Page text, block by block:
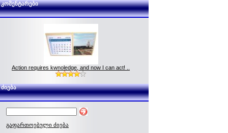
კომენტარები
Action requires kwnoledge, and now I can act! ..
ძიება
გაფართოებული ძიება